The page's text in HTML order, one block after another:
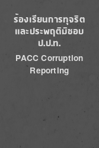
ร้องเรียนการทุจริต
และประพฤติมิชอบ
ป.ป.ท.
PACC Corruption
Reporting